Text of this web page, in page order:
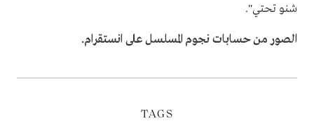
شنو تحتي".
الصور من حسابات نجوم المسلسل على انستقرام.
TAGS